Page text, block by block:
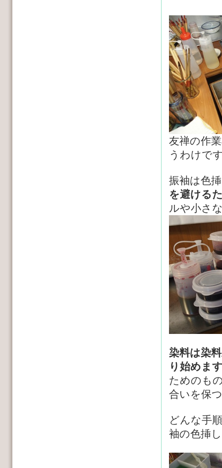
友禅の作
うわけで
振袖は色
を避ける
ルや小さ
染料は染
り始めま
ためのも
合いを保
どんな手
袖の色挿